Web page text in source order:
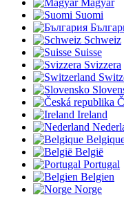
Magyar
Suomi
Schweiz
Suisse
Svizzera
Ireland
België
Portugal
Belgien
Norge